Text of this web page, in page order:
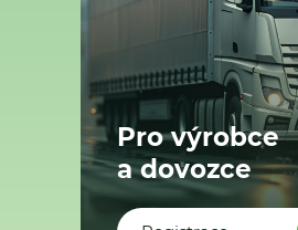
Pro výrobce
a dovozce